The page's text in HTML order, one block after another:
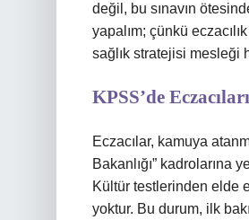
değil, bu sınavın
yapalım; çünkü
sağlık stratejisi mesleği
KPSS’de
Eczacılar, kamuya
Bakanlığı” kadrolarına
Kültür testlerinden elde
yoktur. Bu durum, ilk